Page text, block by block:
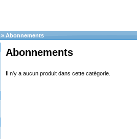
» Abonnements
Abonnements
Il n'y a aucun produit dans cette catégorie.